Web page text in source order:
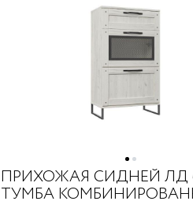
ПРИХОЖАЯ СИДНЕЙ ЛД
ТУМБА